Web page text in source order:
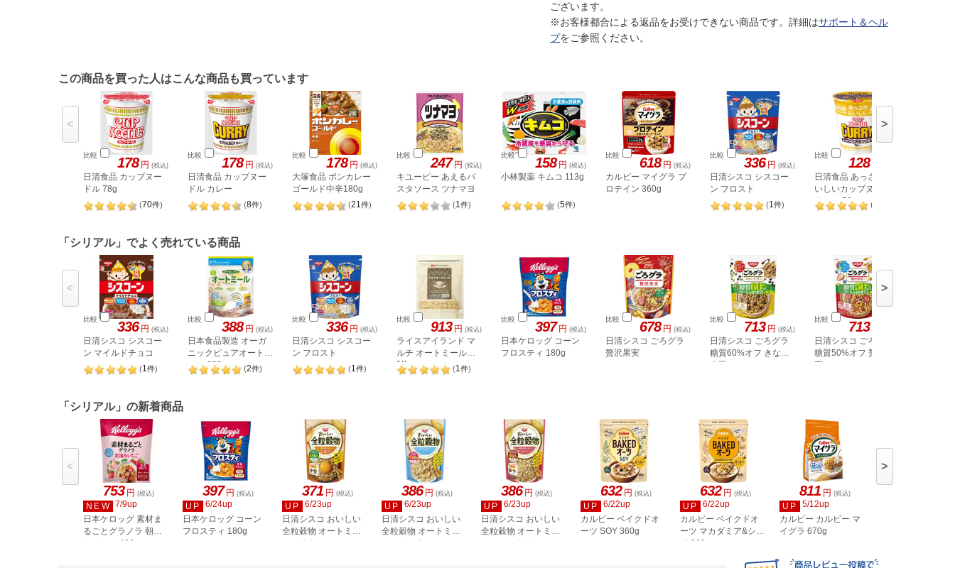
ございます。
※お客様都合による返品をお受けできない商品です。詳細はサポート＆ヘル
プをご参照ください。
この商品を買った人はこんな商品も買っています
比較 178 円 (税込)
日清食品 カップヌー
ドル 78g
(70件)
比較 178 円 (税込)
日清食品 カップヌー
ドル カレー
(8件)
比較 178 円 (税込)
大塚食品 ボンカレー
ゴールド中辛180g
(21件)
比較 247 円 (税込)
キユーピー あえるパ
スタソース ツナマヨ
(1件)
比較 158 円 (税込)
小林製薬 キムコ 113g
(5件)
比較 618 円 (税込)
カルビー マイグラ プ
ロテイン 360g
比較 336 円 (税込)
日清シスコ シスコー
ン フロスト
(1件)
比較 128
日清食品 あっさりお
いしいカップヌードル
カレー 70g
(
< >
「シリアル」でよく売れている商品
比較 336 円 (税込)
日清シスコ シスコー
ン マイルドチョコ
(1件)
比較 388 円 (税込)
日本食品製造 オーガ
ニックピュアオートミ
ール 330g
(2件)
比較 336 円 (税込)
日清シスコ シスコー
ン フロスト
(1件)
比較 913 円 (税込)
ライスアイランド マ
ルチ オートミール
1Kg
(1件)
比較 397 円 (税込)
日本ケロッグ コーン
フロスティ 180g
比較 678 円 (税込)
日清シスコ ごろグラ
贅沢果実
比較 713 円 (税込)
日清シスコ ごろグラ
糖質60%オフ きなこ
大豆
比較 713
日清シスコ ごろグラ
糖質50%オフ 贅沢果
実
< >
「シリアル」の新着商品
753 円 (税込)
NEW 7/9up
日本ケロッグ 素材ま
るごとグラノラ 朝摘
みいちご 400g
397 円 (税込)
UP
6/24up
日本ケロッグ コーン
フロスティ 180g
371 円 (税込)
UP
6/23up
日清シスコ おいしい
全粒穀物 オートミー
ルごはん
386 円 (税込)
UP
6/23up
日清シスコ おいしい
全粒穀物 オートミー
ルフレーク
386 円 (税込)
UP
6/23up
日清シスコ おいしい
全粒穀物 オートミー
ルロールドオーツ
632 円 (税込)
UP
6/22up
カルビー ベイクドオ
ーツ SOY 360g
632 円 (税込)
UP
6/22up
カルビー ベイクドオ
ーツ マカダミア&シー
ド 360g
811 円 (税込)
UP
5/12up
カルビー カルビー マ
イグラ 670g
< >